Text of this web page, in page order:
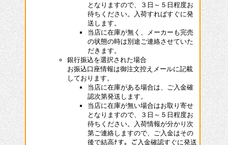
となりますので、３日～５日程度お
待ちください。入荷すればすぐに発
送します。
当店に在庫が無く、メーカーも完売
の状態の時は別途ご連絡させていた
だきます。
銀行振込を選択された場合
お振込口座情報は御注文控えメールに記載
しております。
当店に在庫がある場合は、ご入金確
認次第発送します。
当店に在庫が無い場合はお取り寄せ
となりますので、３日～５日程度お
待ちください。入荷情報が分かり次
第ご連絡しますので、ご入金はその
後で結高ﾅす。ご入金確認すぐに発送